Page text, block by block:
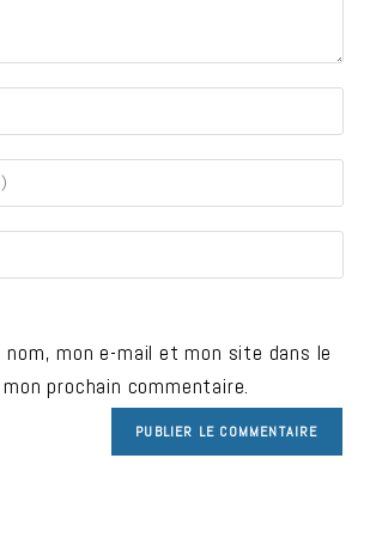
nom, mon e-mail et mon site dans le
prochain commentaire.